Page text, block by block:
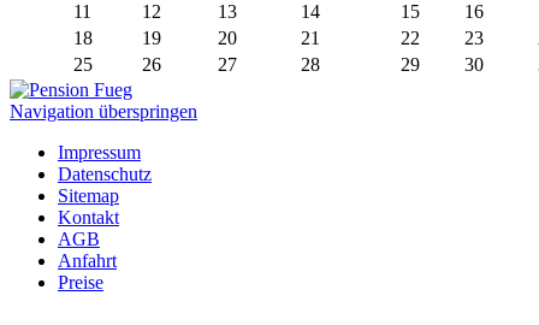
11
12 13 14 15 16
18
19 20 21 22 23
25
26 27 28 29 30
Navigation überspringen
Impressum
Datenschutz
Sitemap
Kontakt
AGB
Anfahrt
Preise